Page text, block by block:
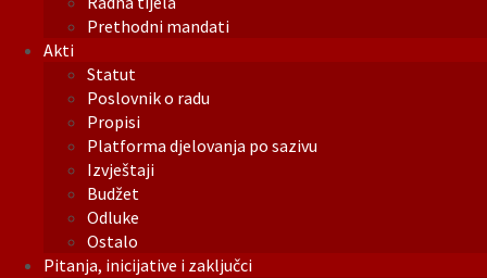
Prethodni mandati
Akti
Statut
Poslovnik o radu
Propisi
Platforma djelovanja po sazivu
Izvještaji
Budžet
Odluke
Ostalo
Pitanja, inicijative i zaključci